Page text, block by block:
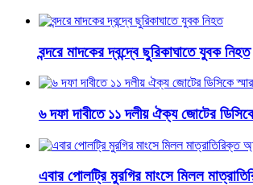
বন্দরে মাদকের দ্বন্দ্বে ছুরিকাঘাতে যুবক নিহত
৬ দফা দাবীতে ১১ দলীয় ঐক্য জোটের
এবার পোলট্রি মুরগির মাংসে মিলল